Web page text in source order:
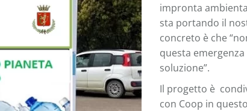
impronta
sta portando il
concreto è che
questa
soluzione”.
Il progetto è
con Coop in